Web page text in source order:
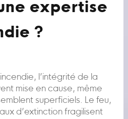
expertise
?
l’intégrité de la
mise en cause, même
superficiels. Le feu,
d’extinction fragilisent